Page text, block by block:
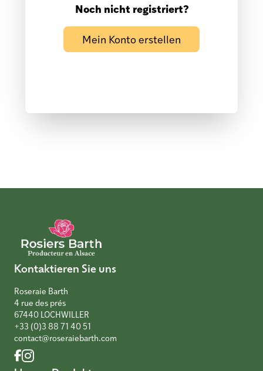
Noch nicht registriert?
Mein Konto erstellen
Kontaktieren Sie uns
Roseraie Barth
4 rue des prés
67440 LOCHWILLER
+33 (0)3 88 71 40 51
contact@roseraiebarth.com